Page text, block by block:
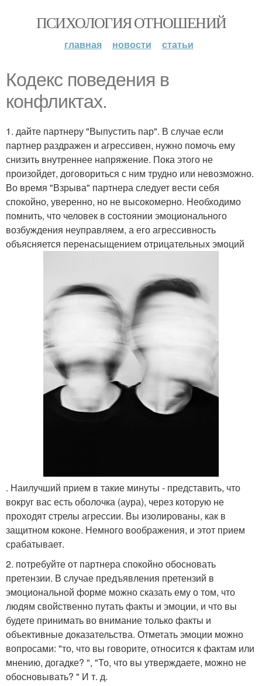
ПСИХОЛОГИЯ ОТНОШЕНИЙ
главная новости статьи
Кодекс поведения в
конфликтах.
1. дайте партнеру "Выпустить пар". В случае если
партнер раздражен и агрессивен, нужно помочь ему
снизить внутреннее напряжение. Пока этого не
произойдет, договориться с ним трудно или невозможно.
Во время "Взрыва" партнера следует вести себя
спокойно, уверенно, но не высокомерно. Необходимо
помнить, что человек в состоянии эмоционального
возбуждения неуправляем, а его агрессивность
объясняется перенасыщением отрицательных эмоций
. Наилучший прием в такие минуты - представить, что
вокруг вас есть оболочка (аура), через которую не
проходят стрелы агрессии. Вы изолированы, как в
защитном коконе. Немного воображения, и этот прием
срабатывает.
2. потребуйте от партнера спокойно обосновать
претензии. В случае предъявления претензий в
эмоциональной форме можно сказать ему о том, что
людям свойственно путать факты и эмоции, и что вы
будете принимать во внимание только факты и
объективные доказательства. Отметать эмоции можно
вопросами: "то, что вы говорите, относится к фактам или
мнению, догадке? ", "То, что вы утверждаете, можно не
обосновывать? " И т. д.